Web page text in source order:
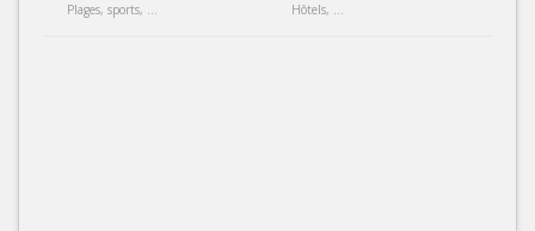
Plages, sports, ... Hôtels, ...